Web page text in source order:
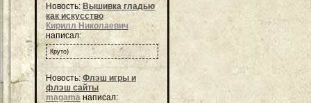
Новость: Вышивка гладью
как искусство
Кирилл Николаевич
написал:
Круто)
Новость: Флэш игры и
флэш сайты
magama написал: